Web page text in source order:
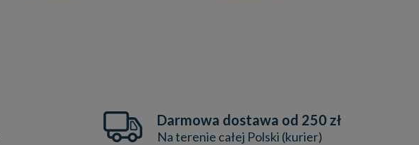
Darmowa dostawa od 250 zł
Na terenie całej Polski (kurier)